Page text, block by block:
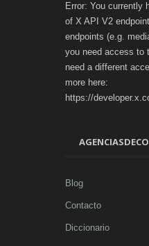
Error: You currently
of X API V2
endpoints (e.g.
you need access to
need a different
more here:
https://
Blog
Contacto
Diccionario